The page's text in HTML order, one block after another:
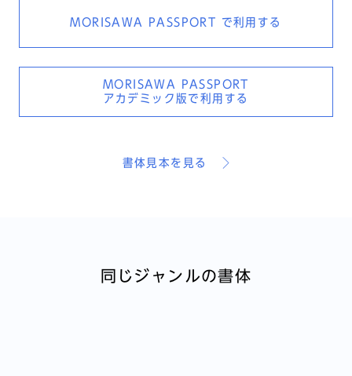
MORISAWA PASSPORT で利用する
MORISAWA PASSPORT
アカデミック版で利用する
書体見本を見る
同じジャンルの書体